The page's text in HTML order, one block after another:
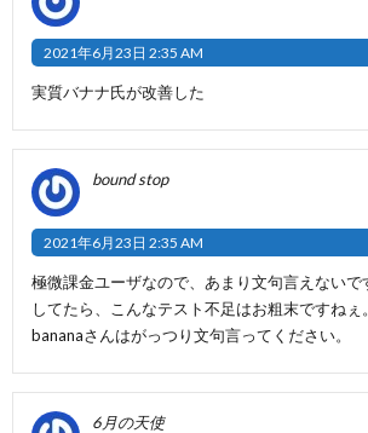
2021年6月23日 2:35 AM
実質バナナ氏が改善した
bound stop
2021年6月23日 2:35 AM
極微課金ユーザなので、あまり文句言えない
してたら、こんなテスト不足はお粗末ですねぇ。
bananaさんはがっつり文句言ってください。
6月の天使